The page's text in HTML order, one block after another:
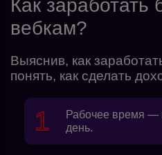
Как заработать
вебкам?
Выяснив, как
понять, как сделать
Рабочее время —
день.